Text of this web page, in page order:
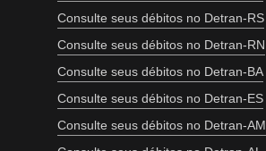
Consulte seus débitos no Detran-RS
Consulte seus débitos no Detran-RN
Consulte seus débitos no Detran-BA
Consulte seus débitos no Detran-ES
Consulte seus débitos no Detran-AM